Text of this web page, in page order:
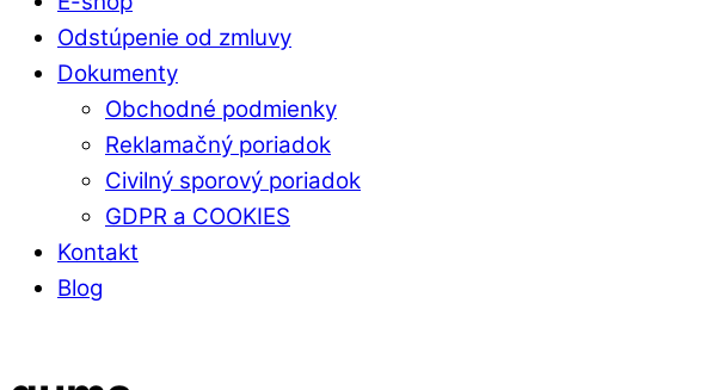
Odstúpenie od zmluvy
Dokumenty
Obchodné podmienky
Reklamačný poriadok
Civilný sporový poriadok
GDPR a COOKIES
Kontakt
Blog